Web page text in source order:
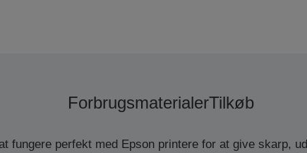
ForbrugsmaterialerTilkøb
fungere perfekt med Epson printere for at give skarp,